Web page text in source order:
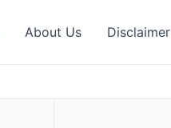
About Us Disclaimer